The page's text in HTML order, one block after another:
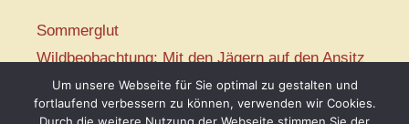
Sommerglut
Wildbeobachtung: Mit den Jägern auf den Ansitz
Mir ist so heiß
Mission: Rettungsschwimmer
Um unsere Webseite für Sie optimal zu gestalten und
fortlaufend verbessern zu können, verwenden wir Cookies.